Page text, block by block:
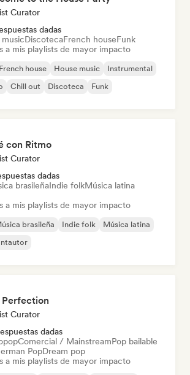
Curator
dadas
DiscotecaFrench houseFunk
a mis playlists de mayor impacto
French house House music
Instrumental
Chill out Discoteca Funk
con Ritmo
Curator
dadas
brasileñaIndie folkMúsica latina
a mis playlists de mayor impacto
brasileña Indie folk
Música latina
Perfection
Curator
dadas
Comercial / MainstreamPop bailable
PopDream pop
a mis playlists de mayor impacto